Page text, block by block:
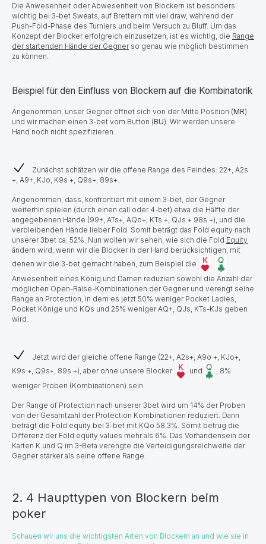
Die Anwesenheit oder Abwesenheit von Blockern ist besonders
wichtig bei 3-bet Sweats, auf Brettern mit viel draw, während der
Push-Fold-Phase des Turniers und beim Versuch zu Bluff. Um das
Konzept der Blocker erfolgreich einzusetzen, ist es wichtig, die Range
der startenden Hände der Gegner so genau wie möglich bestimmen
zu können.
Beispiel für den Einfluss von Blockern auf die Kombinatorik
Angenommen, unser Gegner öffnet sich von der Mitte Position (MR)
und wir machen einen 3-bet vom Button (BU). Wir werden unsere
Hand noch nicht spezifizieren.
Zunächst schätzen wir die offene Range des Feindes: 22+, A2s
+, A9+, KJo, K9s +, Q9s+, 89s+.
Angenommen, dass, konfrontiert mit einem 3-bet, der Gegner
weiterhin spielen (durch einen call oder 4-bet) etwa die Hälfte der
angegebenen Hände (99+, ATs+, AQo+, KTs +, QJs + 98s +), und die
verbleibenden Hände lieber Fold. Somit beträgt das Fold equity nach
unserer 3bet ca. 52%. Nun wollen wir sehen, wie sich die Fold Equity
ändern wird, wenn wir die Blocker in der Hand berücksichtigen, mit
denen wir die 3-bet gemacht haben, zum Beispiel die
Anwesenheit eines König und Damen reduziert sowohl die Anzahl der
möglichen Open-Raise-Kombinationen der Gegner und verengt seine
Range an Protection, in dem es jetzt 50% weniger Pocket Ladies,
Pocket Könige und KQs und 25% weniger AQ+, QJs, KTs-KJs geben
wird.
Jetzt wird der gleiche offene Range (22+, A2s+, A9o +, KJo+,
K9s +, Q9s+, 89s +), aber ohne unsere Blocker
und
, 8%
weniger Proben (Kombinationen) sein.
Der Range of Protection nach unserer 3bet wird um 14% der Proben
von der Gesamtzahl der Protection Kombinationen reduziert. Dann
beträgt die Fold equity bei 3-bet mit KQo 58,3%. Somit betrug die
Differenz der Fold equity values mehr als 6%. Das Vorhandensein der
Karten K und Q im 3-Beta verengte die Verteidigungsreichweite der
Gegner stärker als seine offene Range.
2. 4 Haupttypen von Blockern beim
poker
Schauen wir uns die wichtigsten Arten von Blockern an und wie sie in